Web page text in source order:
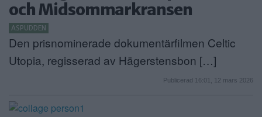
och Midsommarkransen
ASPUDDEN
Den prisnominerade dokumentärfilmen Celtic
Utopia, regisserad av Hägerstensbon […]
Publicerad 16:01, 12 mars 2026